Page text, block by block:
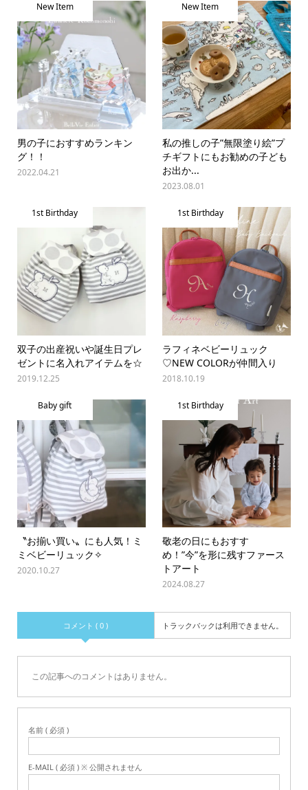
New Item
男の子におすすめランキン
グ！！
2022.04.21
New Item
私の推しの子”無限塗り絵”プ
チギフトにもお勧めの子ども
お出か...
2023.08.01
1st Birthday
双子の出産祝いや誕生日プレ
ゼントに名入れアイテムを☆
2019.12.25
1st Birthday
ラフィネベビーリュック
♡NEW COLORが仲間入り
2018.10.19
Baby gift
〝お揃い買い〟にも人気！ミ
ミベビーリュック✧
2020.10.27
1st Birthday
敬老の日にもおすす
め！”今”を形に残すファース
トアート
2024.08.27
コメント ( 0 ) トラックバックは利用できません。
この記事へのコメントはありません。
名前 ( 必須 )
E-MAIL ( 必須 ) ※ 公開されません